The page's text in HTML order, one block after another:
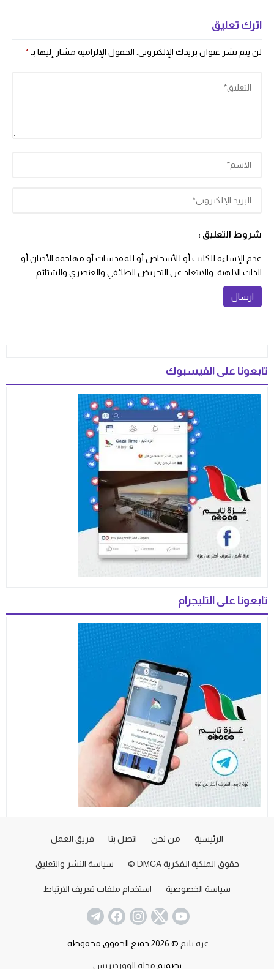
اترك تعليق
لن يتم نشر عنوان بريدك الإلكتروني. الحقول الإلزامية مشار إليها بـ *
شروط التعليق :
عدم الإساءة للكاتب أو للأشخاص أو للمقدسات أو مهاجمة الأديان أو
الذات الالهية. والابتعاد عن التحريض الطائفي والعنصري والشتائم.
تابعونا على الفيسبوك
تابعونا على التليجرام
الرئيسية من نحن اتصل بنا فريق العمل
حقوق الملكية الفكرية DMCA © سياسة النشر والتعليق
سياسة الخصوصية استخدام ملفات تعريف الارتباط
غزة تايم © 2026 جميع الحقوق محفوظة.
تصميم مجلة الووردبريس